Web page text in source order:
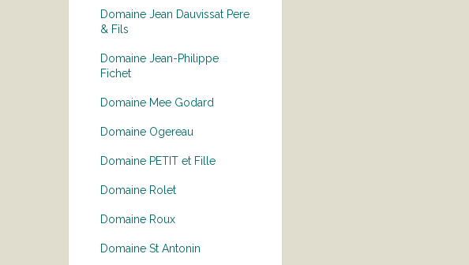
Domaine Jean Dauvissat Pere
& Fils
Domaine Jean-Philippe
Fichet
Domaine Mee Godard
Domaine Ogereau
Domaine PETIT et Fille
Domaine Rolet
Domaine Roux
Domaine St Antonin